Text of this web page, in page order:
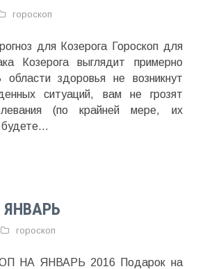
гороскоп
для Козерога Гороскоп для
Козерога выглядит примерно
здоровья не возникнут
ситуаций, вам не грозят
(по крайней мере, их
будете...
гороскоп
НА ЯНВАРЬ 2016 Подарок на